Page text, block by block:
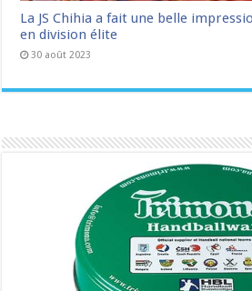
La JS Chihia a fait une belle
en division élite
30 août 2023